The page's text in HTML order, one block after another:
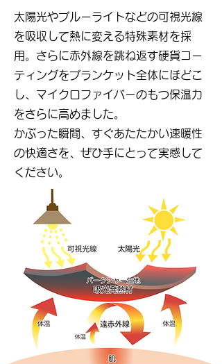
太陽光やブルーライトなどの可視光線
を吸収して熱に変える特殊素材を採
用。さらに赤外線を跳ね返す硬貨コー
ティングをブランケット全体にほどこ
し、マイクロファイバーのもつ保温力
をさらに高めました。
かぶった瞬間、すぐあたたかい速暖性
の快適さを、ぜひ手にとって実感して
ください。